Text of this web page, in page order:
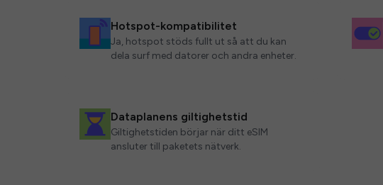
Hotspot-kompatibilitet
Ja, hotspot stöds fullt ut så att du kan
dela surf med datorer och andra enheter.
Dataplanens giltighetstid
Giltighetstiden börjar när ditt eSIM
ansluter till paketets nätverk.